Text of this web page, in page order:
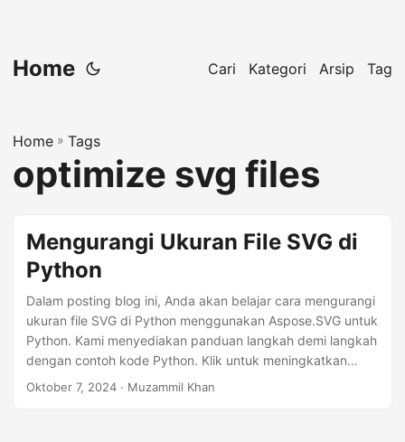
Home Cari Kategori Arsip Tag
Home » Tags
optimize svg files
Mengurangi Ukuran File SVG di
Python
Dalam posting blog ini, Anda akan belajar cara mengurangi
ukuran file SVG di Python menggunakan Aspose.SVG untuk
Python. Kami menyediakan panduan langkah demi langkah
dengan contoh kode Python. Klik untuk meningkatkan
keterampilan Anda!
Oktober 7, 2024 · Muzammil Khan